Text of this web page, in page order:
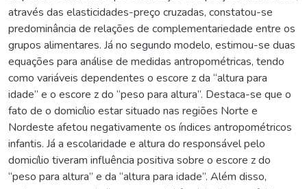
através das elasticidades-preço cruzadas, constatou-se
predominância de relações de complementariedade entre os
grupos alimentares. Já no segundo modelo, estimou-se duas
equações para análise de medidas antropométricas, tendo
como variáveis dependentes o escore z da “altura para
idade” e o escore z do “peso para altura”. Destaca-se que o
fato de o domicílio estar situado nas regiões Norte e
Nordeste afetou negativamente os índices antropométricos
infantis. Já a escolaridade e altura do responsável pelo
domicílio tiveram influência positiva sobre o escore z do
“peso para altura” e da “altura para idade”. Além disso,